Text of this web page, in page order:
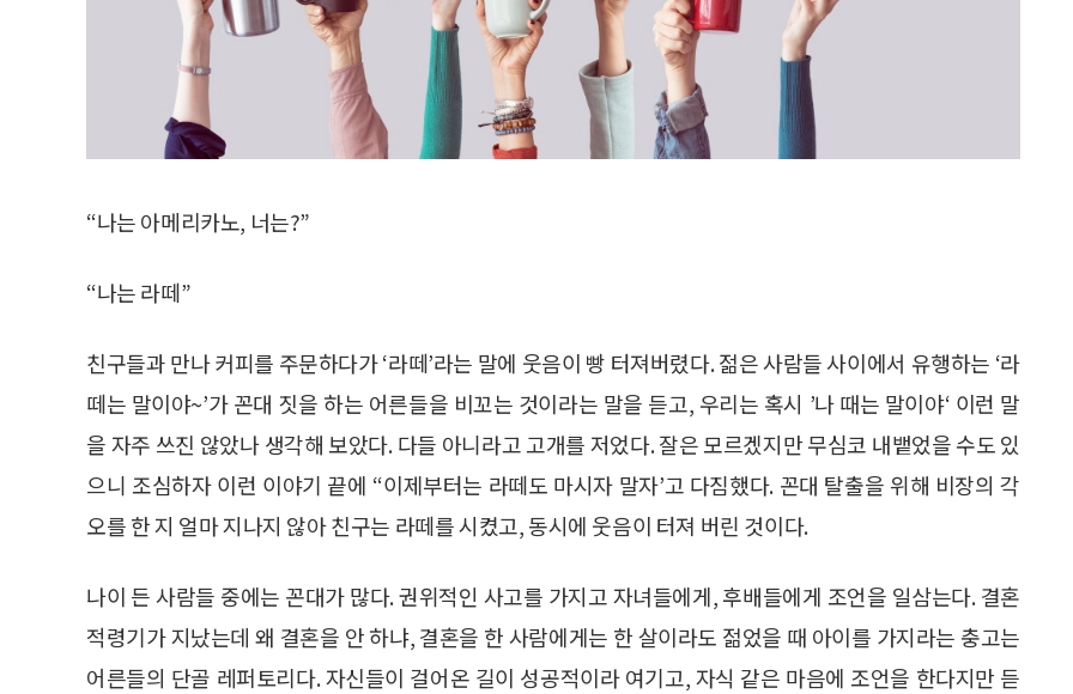
“나는 아메리카노, 너는?”
“나는 라떼”
친구들과 만나 커피를 주문하다가 ‘라떼’라는 말에 웃음이 빵 터져버렸다. 젊은 사람들 사이에서 유행하는 ‘라
떼는 말이야~’가 꼰대 짓을 하는 어른들을 비꼬는 것이라는 말을 듣고, 우리는 혹시 ’나 때는 말이야‘ 이런 말
을 자주 쓰진 않았나 생각해 보았다. 다들 아니라고 고개를 저었다. 잘은 모르겠지만 무심코 내뱉었을 수도 있
으니 조심하자 이런 이야기 끝에 “이제부터는 라떼도 마시자 말자’고 다짐했다. 꼰대 탈출을 위해 비장의 각
오를 한 지 얼마 지나지 않아 친구는 라떼를 시켰고, 동시에 웃음이 터져 버린 것이다.
나이 든 사람들 중에는 꼰대가 많다. 권위적인 사고를 가지고 자녀들에게, 후배들에게 조언을 일삼는다. 결혼
적령기가 지났는데 왜 결혼을 안 하냐, 결혼을 한 사람에게는 한 살이라도 젊었을 때 아이를 가지라는 충고는
어른들의 단골 레퍼토리다. 자신들이 걸어온 길이 성공적이라 여기고, 자식 같은 마음에 조언을 한다지만 듣